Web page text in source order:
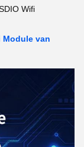
Wifi
Module van